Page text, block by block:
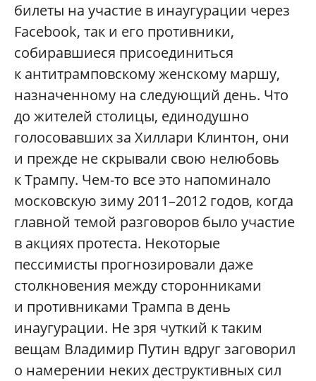
билеты на участие в инаугурации через
Facebook, так и его противники,
собиравшиеся присоединиться
к антитрамповскому женскому маршу,
назначенному на следующий день. Что
до жителей столицы, единодушно
голосовавших за Хиллари Клинтон, они
и прежде не скрывали свою нелюбовь
к Трампу. Чем-то все это напоминало
московскую зиму 2011–2012 годов, когда
главной темой разговоров было участие
в акциях протеста. Некоторые
пессимисты прогнозировали даже
столкновения между сторонниками
и противниками Трампа в день
инаугурации. Не зря чуткий к таким
вещам Владимир Путин вдруг заговорил
о намерении неких деструктивных сил